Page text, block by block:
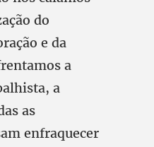
do
e da
a
a
as
enfraquecer